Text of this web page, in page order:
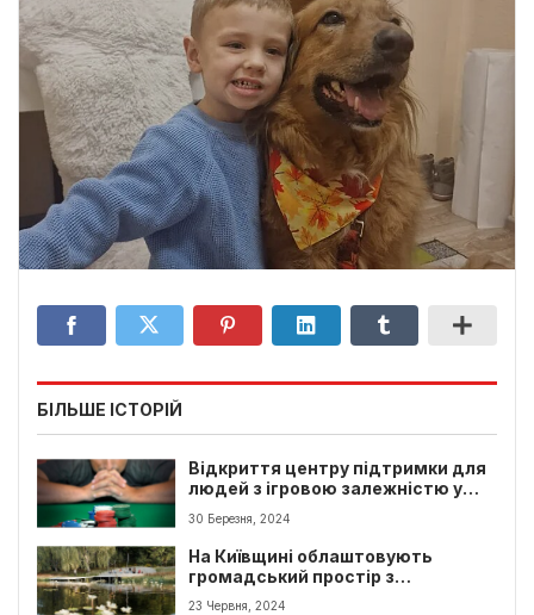
БІЛЬШЕ ІСТОРІЙ
Відкриття центру підтримки для
людей з ігровою залежністю у
Києві
30 Березня, 2024
На Київщині облаштовують
громадський простір з
амфітеатром
23 Червня, 2024